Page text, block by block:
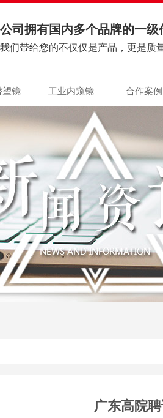
公司拥有国内多个品牌的一级
我们带给您的不仅仅是产品，更是质
望镜 工业内窥镜 合作案例
广东高院